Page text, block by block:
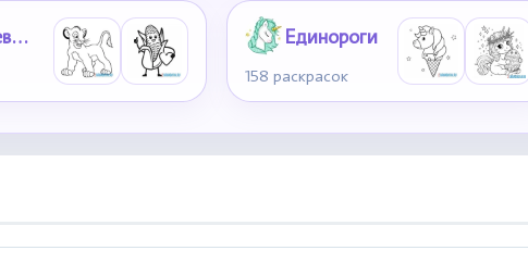
Для девочек 6-7 лет Единороги
158 раскрасок